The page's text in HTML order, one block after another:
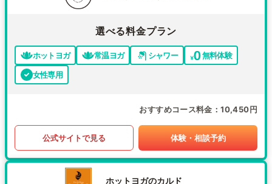
選べる料金プラン
ホットヨガ 常温ヨガ シャワー
無料体験
女性専用
おすすめコース料金 10,450円
公式サイトで見る 体験・相談予約
ホットヨガのカルド